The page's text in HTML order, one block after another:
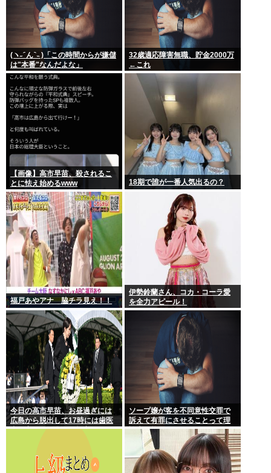
(ヽ˶ ᷇ ん ᷆ ˵ )「この時間からが嫌儲
は"本番"なんだよな」
32歳適応障害無職、貯金2000万
←これ
【画像】高市早苗、殺されるこ
とに怯え始めるwww
18期で誰が一番人気出るの？
福戸あやアナ 脇チラ見え！！
伊勢鈴蘭さん、コカ・コーラ愛
を全力アピール！
今日の高市早苗、お昼過ぎには
広島から脱出して17時には歯医
者に寄ってそのまま帰宅
ソープ嬢が客を不同意性交罪で
訴えて有罪にさせることって理
論上可能？